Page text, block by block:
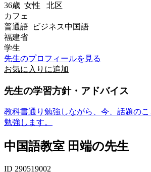
36歳 女性 北区
カフェ
普通語 ビジネス中国語
福建省
学生
先生のプロフィールを見る
お気に入りに追加
先生の学習方針・アドバイス
教科書通り勉強しながら、今、話題の
勉強します。
中国語教室 田端の先生
ID 290519002